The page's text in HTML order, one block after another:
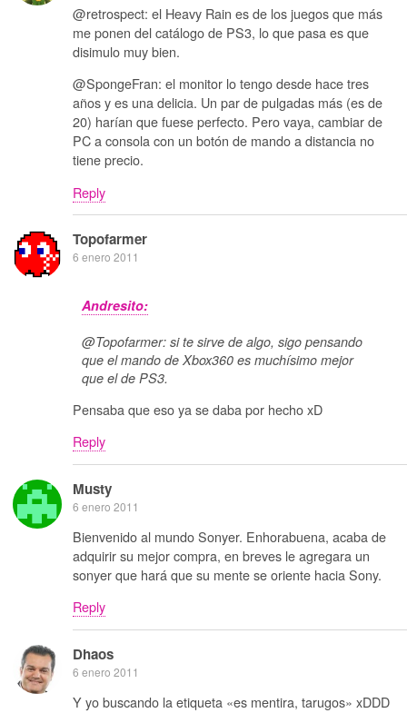
@retrospect: el Heavy Rain es de los juegos que más
me ponen del catálogo de PS3, lo que pasa es que
disimulo muy bien.
@SpongeFran: el monitor lo tengo desde hace tres
años y es una delicia. Un par de pulgadas más (es de
20) harían que fuese perfecto. Pero vaya, cambiar de
PC a consola con un botón de mando a distancia no
tiene precio.
Reply
Topofarmer
6 enero 2011
Andresito:
@Topofarmer: si te sirve de algo, sigo pensando
que el mando de Xbox360 es muchísimo mejor
que el de PS3.
Pensaba que eso ya se daba por hecho xD
Reply
Musty
6 enero 2011
Bienvenido al mundo Sonyer. Enhorabuena, acaba de
adquirir su mejor compra, en breves le agregara un
sonyer que hará que su mente se oriente hacia Sony.
Reply
Dhaos
6 enero 2011
Y yo buscando la etiqueta «es mentira, tarugos» xDDD